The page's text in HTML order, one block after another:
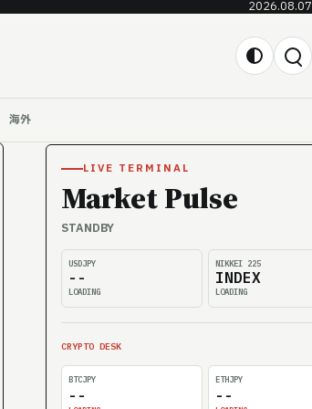
2026.08.07
海外
LIVE TERMINAL
Market Pulse
STANDBY
USDJPY
--
LOADING
NIKKEI 225
INDEX
LOADING
CRYPTO DESK
BTCJPY
--
ETHJPY
--